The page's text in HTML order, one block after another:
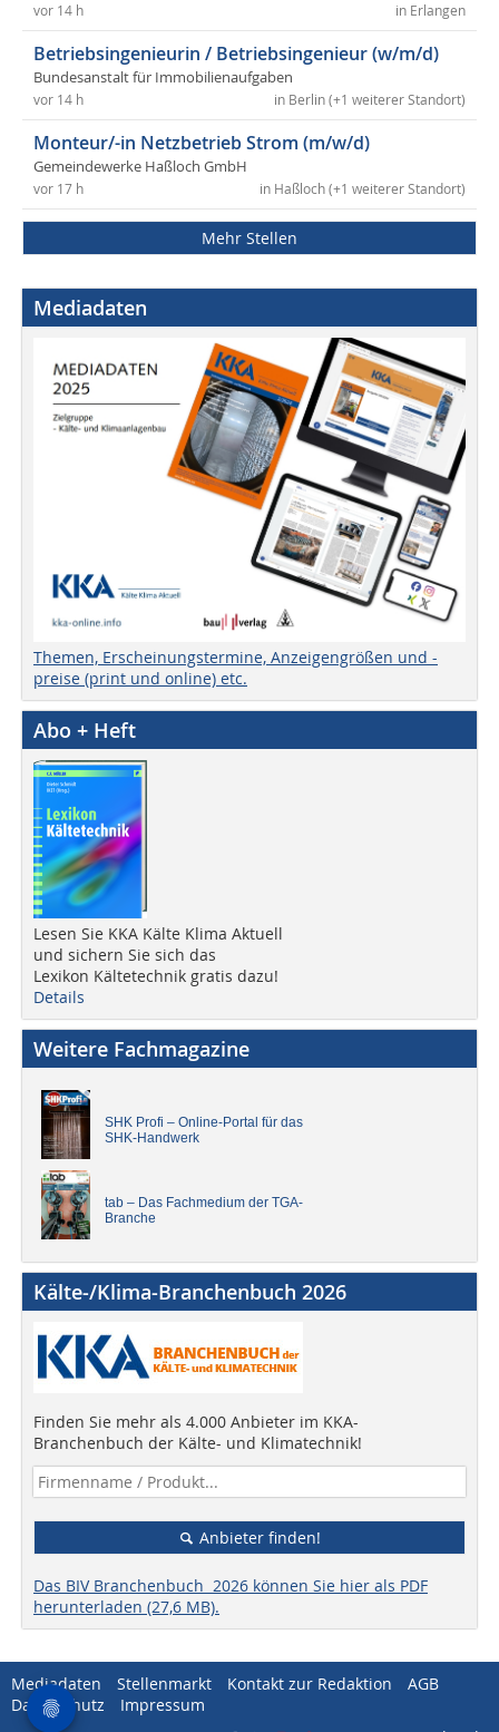
in Erlangen
vor 14 h
Betriebsingenieurin / Betriebsingenieur (w/m/d)
Bundesanstalt für Immobilienaufgaben
in Berlin (+1 weiterer Standort)
vor 14 h
Monteur/-in Netzbetrieb Strom (m/w/d)
Gemeindewerke Haßloch GmbH
in Haßloch (+1 weiterer Standort)
vor 17 h
Mehr Stellen
Mediadaten
Themen, Erscheinungstermine, Anzeigengrößen und -
preise (print und online) etc.
Abo + Heft
Lesen Sie KKA Kälte Klima Aktuell
und sichern Sie sich das
Lexikon Kältetechnik gratis dazu!
Details
Weitere Fachmagazine
SHK Profi – Online-Portal für das
SHK-Handwerk
tab – Das Fachmedium der TGA-
Branche
Kälte-/Klima-Branchenbuch 2026
Finden Sie mehr als 4.000 Anbieter im KKA-
Branchenbuch der Kälte- und Klimatechnik!
Anbieter finden!
Das BIV Branchenbuch 2026 können Sie hier als PDF
herunterladen (27,6 MB).
Mediadaten Stellenmarkt Kontakt zur Redaktion
AGB
Datenschutz
Impressum